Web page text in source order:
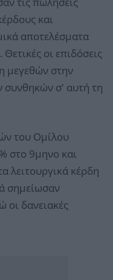
και
αποτελέσματα
οι επιδόσεις
μεγεθών στην
συνθηκών σ' αυτή τη
του Ομίλου
στο 9μηνο και
λειτουργικά κέρδη
σημείωσαν
οι δανειακές